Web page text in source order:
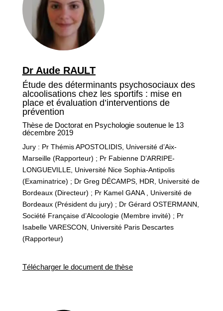
Dr Aude RAULT
Étude des déterminants psychosociaux des
alcoolisations chez les sportifs : mise en
place et évaluation d’interventions de
prévention
Thèse de Doctorat en Psychologie soutenue le 13
décembre 2019
Jury : Pr Thémis APOSTOLIDIS, Université d’Aix-
Marseille (Rapporteur) ; Pr Fabienne D’ARRIPE-
LONGUEVILLE, Université Nice Sophia-Antipolis
(Examinatrice) ; Dr Greg DÉCAMPS, HDR, Université de
Bordeaux (Directeur) ; Pr Kamel GANA , Université de
Bordeaux (Président du jury) ; Dr Gérard OSTERMANN,
Société Française d’Alcoologie (Membre invité) ; Pr
Isabelle VARESCON, Université Paris Descartes
(Rapporteur)
Télécharger le document de thèse